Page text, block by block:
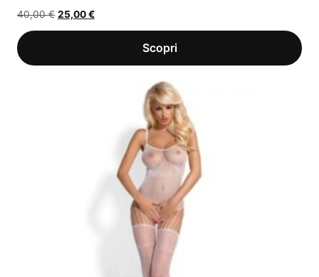
40,00€ Il
prezzo
25,00€Il
prezzo